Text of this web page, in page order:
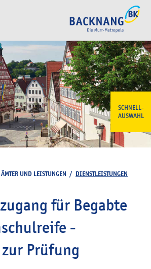
SCHNELL-
AUSWAHL
ÄMTER UND LEISTUNGEN / DIENSTLEISTUNGEN
für Begabte
-
Prüfung